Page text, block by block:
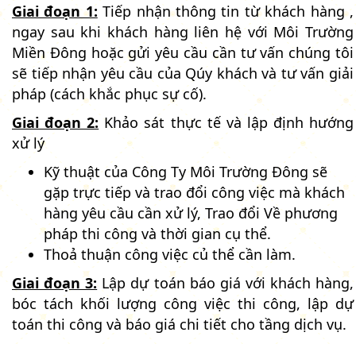
Giai đoạn 1: Tiếp nhận thông tin từ khách hàng ,
ngay sau khi khách hàng liên hệ với Môi Trường
Miền Đông hoặc gửi yêu cầu cần tư vấn chúng tôi
sẽ tiếp nhận yêu cầu của Qúy khách và tư vấn giải
pháp (cách khắc phục sự cố).
Giai đoạn 2: Khảo sát thực tế và lập định hướng
xử lý
Kỹ thuật của Công Ty Môi Trường Đông sẽ
gặp trực tiếp và trao đổi công việc mà khách
hàng yêu cầu cần xử lý, Trao đổi Về phương
pháp thi công và thời gian cụ thể.
Thoả thuận công việc củ thể cần làm.
Giai đoạn 3: Lập dự toán báo giá với khách hàng,
bóc tách khối lượng công việc thi công, lập dự
toán thi công và báo giá chi tiết cho tầng dịch vụ.